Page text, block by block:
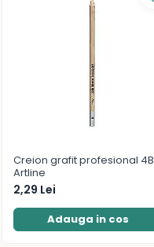
Creion grafit profesional 4B
Artline
2,29 Lei
Adauga in cos